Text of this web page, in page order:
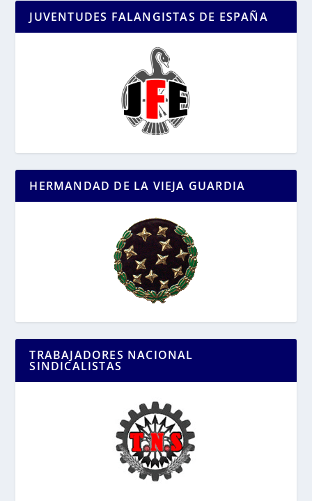
JUVENTUDES FALANGISTAS DE ESPAÑA
HERMANDAD DE LA VIEJA GUARDIA
TRABAJADORES NACIONAL
SINDICALISTAS